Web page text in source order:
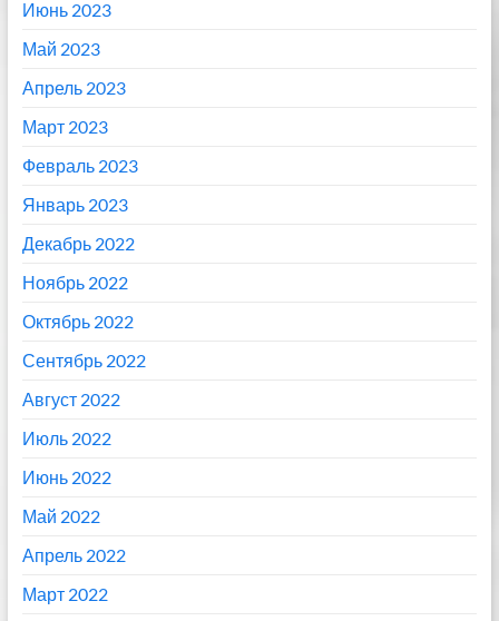
Июнь 2023
Май 2023
Апрель 2023
Март 2023
Февраль 2023
Январь 2023
Декабрь 2022
Ноябрь 2022
Октябрь 2022
Сентябрь 2022
Август 2022
Июль 2022
Июнь 2022
Май 2022
Апрель 2022
Март 2022